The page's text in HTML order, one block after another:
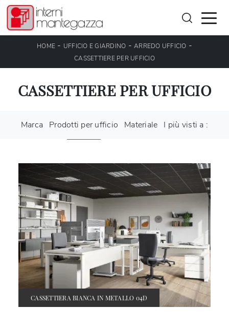
HOME - UFFICIO E GIARDINO - ARREDO UFFICIO -
CASSETTIERE PER UFFICIO
CASSETTIERE PER UFFICIO
Marca Prodotti per ufficio Materiale I più visti a :
CASSETTIERA BIANCA IN METALLO 04D